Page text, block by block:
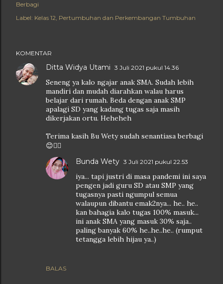
Berbagi
Label: Kelas 12 Pertumbuhan dan Perkembangan Tumbuhan
KOMENTAR
Ditta Widya Utami 3 Juli 2021 pukul 14.36
Seneng ya kalo ngajar anak SMA. Sudah lebih
mandiri dan mudah diarahkan walau harus
belajar dari rumah. Beda dengan anak SMP
apalagi SD yang kadang tugas saja masih
dikerjakan ortu. Heheheh
Terima kasih Bu Wety sudah senantiasa berbagi
😊👍🏻
BALAS
Bunda Wety 3 Juli 2021 pukul 22.53
iya... tapi justri di masa pandemi ini saya
pengen jadi guru SD atau SMP yang
tugasnya pasti ngumpul semua
walaupun dibantu emak2nya... he.. he..
kan bahagia kalo tugas 100% masuk...
ini anak SMA yang masuk 30% saja..
paling banyak 60% he..he..he.. (rumput
tetangga lebih hijau ya..)